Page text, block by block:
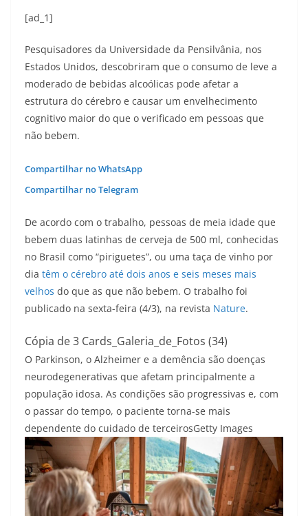
[ad_1]
Pesquisadores da Universidade da Pensilvânia, nos
Estados Unidos, descobriram que o consumo de leve a
moderado de bebidas alcoólicas pode afetar a
estrutura do cérebro e causar um envelhecimento
cognitivo maior do que o verificado em pessoas que
não bebem.
Compartilhar no WhatsApp
Compartilhar no Telegram
De acordo com o trabalho, pessoas de meia idade que
bebem duas latinhas de cerveja de 500 ml, conhecidas
no Brasil como “piriguetes”, ou uma taça de vinho por
dia têm o cérebro até dois anos e seis meses mais
velhos do que as que não bebem. O trabalho foi
publicado na sexta-feira (4/3), na revista Nature.
Cópia de 3 Cards_Galeria_de_Fotos (34)
O Parkinson, o Alzheimer e a demência são doenças
neurodegenerativas que afetam principalmente a
população idosa. As condições são progressivas e, com
o passar do tempo, o paciente torna-se mais
dependente do cuidado de terceirosGetty Images